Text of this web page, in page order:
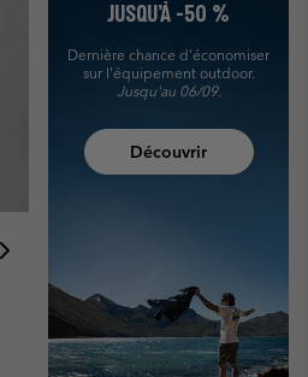
JUSQU’À -50 %
Dernière chance d'économiser
sur l'équipement outdoor.
Jusqu'au 06/09.
Découvrir